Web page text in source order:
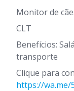
Monitor de
CLT
Benefícios:
transporte
Clique para
https://wa.me/